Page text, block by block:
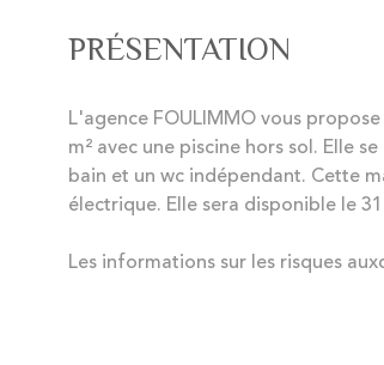
PRÉSENTATION
L'agence FOULIMMO vous
m² avec une piscine hors sol. Elle
bain et un wc indépendant. Cette
électrique. Elle sera disponible le
Les informations sur les risques